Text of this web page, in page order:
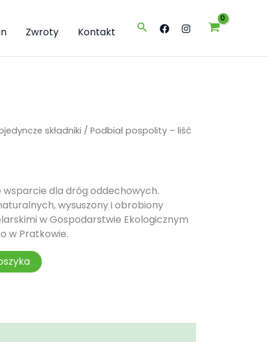
Zwroty Kontakt Szukaj
składniki / Podbiał pospolity – liść
wsparcie dla dróg oddechowych.
wysuszony i obrobiony
w Gospodarstwie Ekologicznym
w Pratkowie.
25g